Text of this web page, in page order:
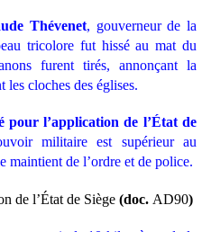
Thévenet, gouverneur de la
tricolore fut hissé au mat du
furent tirés, annonçant la
cloches des églises.
pour l’application de l’État de
militaire est supérieur au
de l’ordre et de police.
de l’État de Siège(doc. AD90)